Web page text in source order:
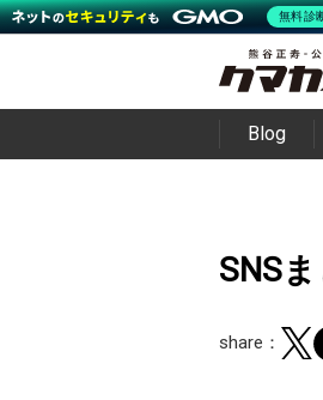
Blog
SNS
share：
無料診